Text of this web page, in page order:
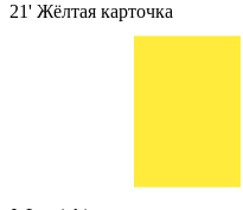
21' Жёлтая карточка